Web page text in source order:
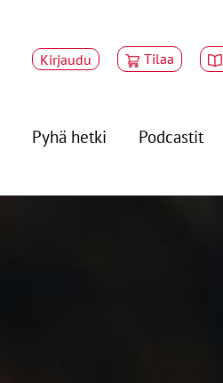
Kirjaudu Tilaa
Pyhä hetki Podcastit